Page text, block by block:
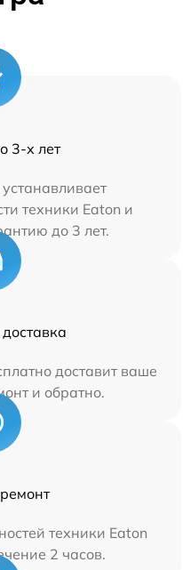
3-х лет
техники Eaton и
до 3 лет.
доставит ваше
и обратно.
техники Eaton
2 часов.